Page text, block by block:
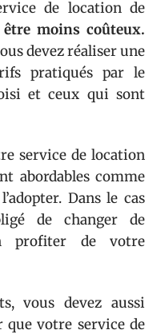
de location de
être moins coûteux.
devez réaliser une
pratiqués par le
et ceux qui sont
service de location
abordables comme
Dans le cas
de changer de
profiter de votre
vous devez aussi
votre service de